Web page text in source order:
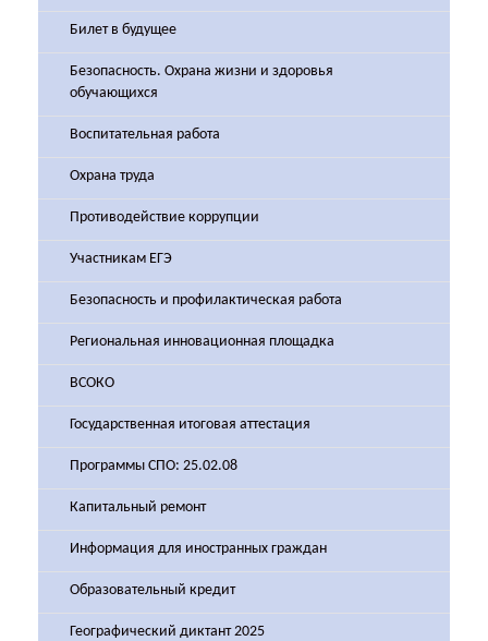
Билет в будущее
Безопасность. Охрана жизни и здоровья
обучающихся
Воспитательная работа
Охрана труда
Противодействие коррупции
Участникам ЕГЭ
Безопасность и профилактическая работа
Региональная инновационная площадка
ВСОКО
Государственная итоговая аттестация
Программы СПО: 25.02.08
Капитальный ремонт
Информация для иностранных граждан
Образовательный кредит
Географический диктант 2025